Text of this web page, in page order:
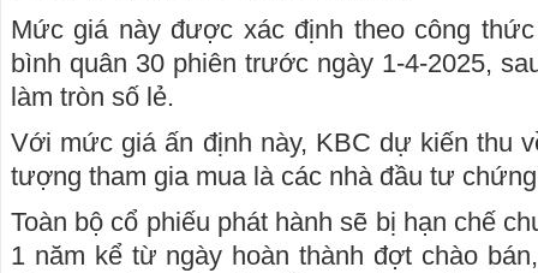
Mức giá này được xác định theo công
bình quân 30 phiên trước ngày 1-4-2025,
làm tròn số lẻ.
Với mức giá ấn định này, KBC dự kiến thu
tượng tham gia mua là các nhà đầu tư
Toàn bộ cổ phiếu phát hành sẽ bị hạn chế
1 năm kể từ ngày hoàn thành đợt chào